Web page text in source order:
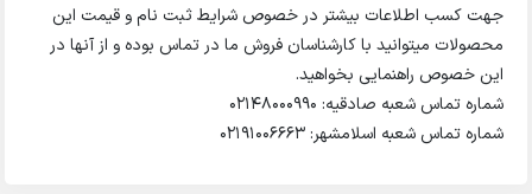
جهت کسب اطلاعات بیشتر در خصوص شرایط ثبت نام و قیمت این
محصولات میتوانید با کارشناسان فروش ما در تماس بوده و از آنها در
این خصوص راهنمایی بخواهید.
شماره تماس شعبه صادقیه: 02148000990
شماره تماس شعبه اسلامشهر: 02191006663